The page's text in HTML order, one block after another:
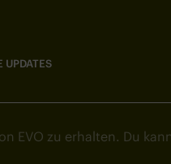
UPDATES
EVO zu erhalten. Du